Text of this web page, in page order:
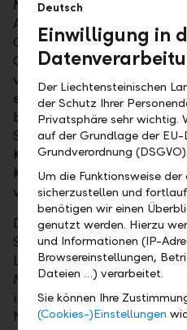
Mandat als Verwaltungsrat
Als Group COO zeichnete
Geschäftsbereiche Group
Group IT und Group
verantwortlich. In seinem
er unter anderem die
bei der LLB-Gruppe
Shared Service Centers
Kostensynergien erzielt,
Kultur verankert sowie die
vorangetrieben.
Der Verwaltungsrat dankt
Stelle für sein grosses
Leistungen für die LLB-
Matt und stv. Group CEO
interim die Division Group
Nachfolge wird zu
Deutsch
Einwilligung in
Der Liechtensteinischen
der Schutz Ihrer
Privatsphäre sehr wichtig.
auf der Grundlage der
Grundverordnung (DSGVO).
Um die Funktionsweise
sicherzustellen und
benötigen wir einen
genutzt werden. Hierzu
und Informationen (IP-
Browsereinstellungen,
Dateien …) verarbeitet.
Sie können Ihre
(Cookies-)Einstellungen